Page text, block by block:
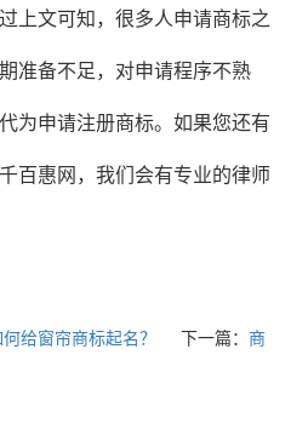
上文可知，很多人申请商标之
准备不足，对申请程序不熟
为申请注册商标。如果您还有
百惠网，我们会有专业的律师
给窗帘商标起名？ 下一篇： 商